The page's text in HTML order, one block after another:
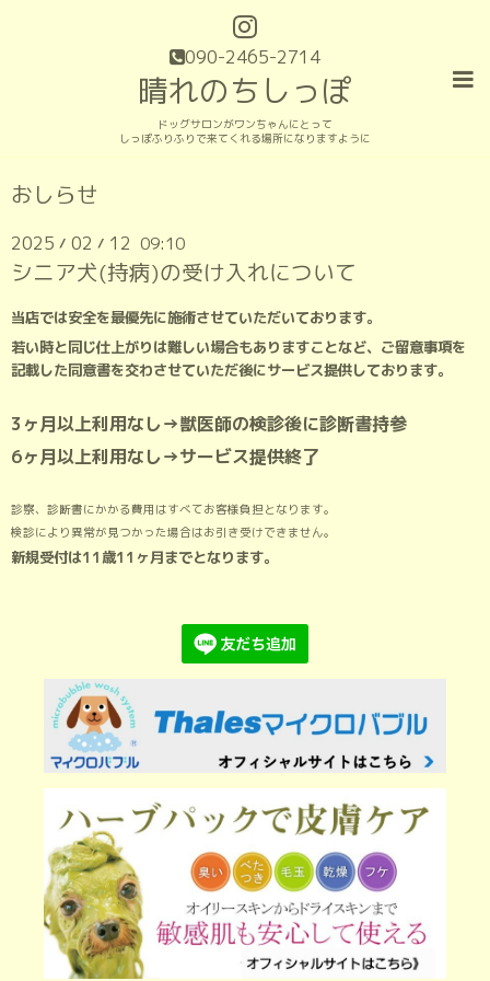
090-2465-2714
晴れのちしっぽ
ドッグサロンがワンちゃんにとって
しっぽふりふりで来てくれる場所になりますように
おしらせ
2025 / 02 / 12 09:10
シニア犬(持病)の受け入れについて
当店では安全を最優先に施術させていただいております。
若い時と同じ仕上がりは難しい場合もありますことなど、ご留意事項を
記載した同意書を交わさせていただ後にサービス提供しております。
3ヶ月以上利用なし→獣医師の検診後に診断書持参
6ヶ月以上利用なし→サービス提供終了
診察、診断書にかかる費用はすべてお客様負担となります。
検診により異常が見つかった場合はお引き受けできません。
新規受付は11歳11ヶ月までとなります。